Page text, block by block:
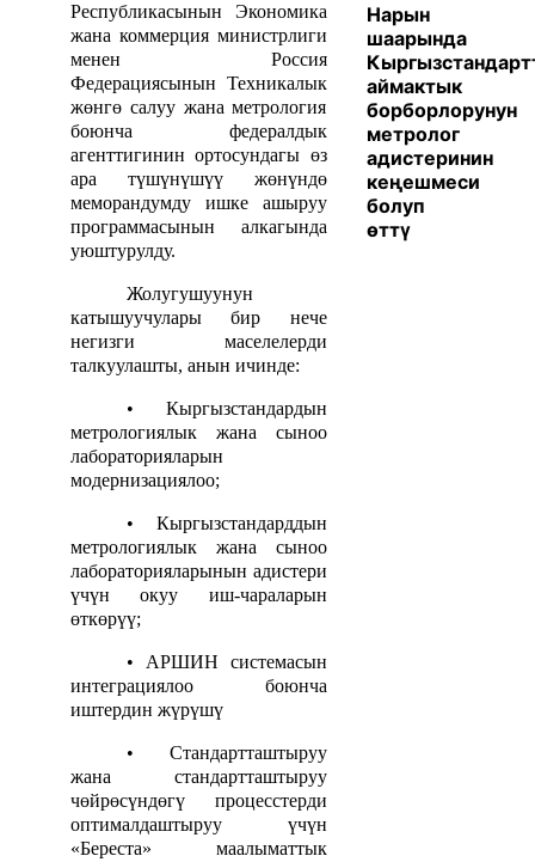
Республикасынын Экономика
жана коммерция министрлиги
менен Россия
Федерациясынын Техникалык
жөнгө салуу жана метрология
боюнча федералдык
агенттигинин ортосундагы өз
ара түшүнүшүү жөнүндө
меморандумду ишке ашыруу
программасынын алкагында
уюштурулду.
Жолугушуунун
катышуучулары бир нече
негизги маселелерди
талкуулашты, анын ичинде:
• Кыргызстандардын
метрологиялык жана сыноо
лабораторияларын
модернизациялоо;
• Кыргызстандарддын
метрологиялык жана сыноо
лабораторияларынын адистери
үчүн окуу иш-чараларын
өткөрүү;
• АРШИН системасын
интеграциялоо боюнча
иштердин жүрүшү
• Стандартташтыруу
жана стандартташтыруу
чөйрөсүндөгү процесстерди
оптималдаштыруу үчүн
«Береста» маалыматтык
Нарын
шаарында
аймактык
борборлорунун
метролог
адистеринин
кеңешмеси
болуп
өттү